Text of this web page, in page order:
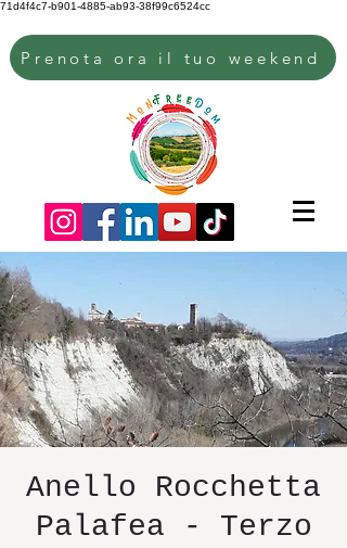
71d4f4c7-b901-4885-ab93-38f99c6524cc
Prenota ora il tuo weekend
Anello Rocchetta
Palafea - Terzo